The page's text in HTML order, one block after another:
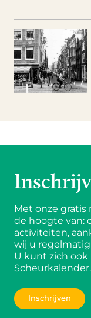
Met onze gratis
de hoogte van:
activiteiten,
wij u
U kunt zich ook
Scheurkalender.
Inschrijven